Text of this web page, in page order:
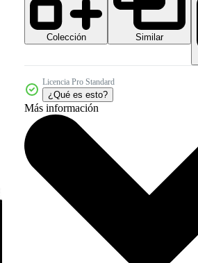
Colección
Similar
Licencia Pro Standard
¿Qué es esto?
Más información